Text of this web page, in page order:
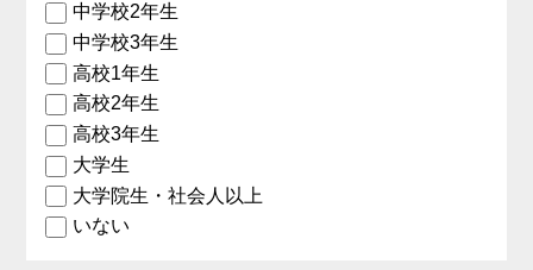
中学校2年生
中学校3年生
高校1年生
高校2年生
高校3年生
大学生
大学院生・社会人以上
いない